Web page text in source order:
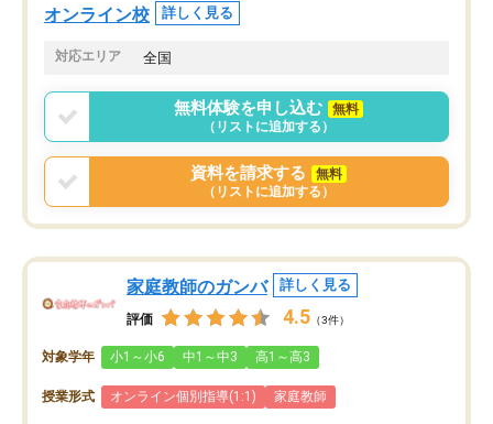
す！！
標を見つける事が出来ま
オンライン校 詳しく見る
対応エリア 全国
無料体験を申し込む
無料
（リストに追加する）
資料を請求する
無料
（リストに追加する）
家庭教師のガンバ 詳しく見る
評価 4.5 （3件）
対象学年 小1～小6 中1～中3 高1～高3
授業形式 オンライン個別指導(1:1) 家庭教師